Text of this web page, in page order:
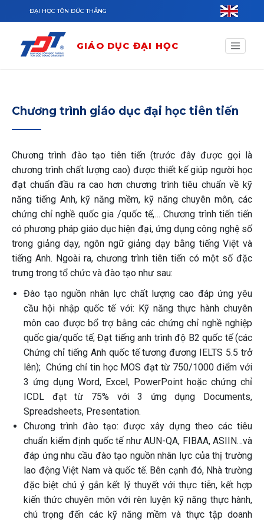
Nhảy đến nội dung
ĐẠI HỌC TÔN ĐỨC THẮNG
GIÁO DỤC ĐẠI HỌC
Chương trình giáo dục đại học tiên tiến
Chương trình đào tạo tiên tiến (trước đây được gọi là
chương trình chất lượng cao) được thiết kế giúp người học
đạt chuẩn đầu ra cao hơn chương trình tiêu chuẩn về kỹ
năng tiếng Anh, kỹ năng mềm, kỹ năng chuyên môn, các
chứng chỉ nghề quốc gia /quốc tế,… Chương trình tiến tiến
có phương pháp giáo dục hiện đại, ứng dụng công nghệ số
trong giảng dạy, ngôn ngữ giảng dạy bằng tiếng Việt và
tiếng Anh. Ngoài ra, chương trình tiên tiến có một số đặc
trưng trong tổ chức và đào tạo như sau:
Đào tạo nguồn nhân lực chất lượng cao đáp ứng yêu
cầu hội nhập quốc tế với: Kỹ năng thực hành chuyên
môn cao được bổ trợ bằng các chứng chỉ nghề nghiệp
quốc gia/quốc tế; Đạt tiếng anh trình độ B2 quốc tế (các
Chứng chỉ tiếng Anh quốc tế tương đương IELTS 5.5 trở
lên); Chứng chỉ tin học MOS đạt từ 750/1000 điểm với
3 ứng dụng Word, Excel, PowerPoint hoặc chứng chỉ
ICDL đạt từ 75% với 3 ứng dụng Documents,
Spreadsheets, Presentation.
Chương trình đào tạo: được xây dựng theo các tiêu
chuẩn kiểm định quốc tế như AUN-QA, FIBAA, ASIIN…và
đáp ứng nhu cầu đào tạo nguồn nhân lực của thị trường
lao động Việt Nam và quốc tế. Bên cạnh đó, Nhà trường
đặc biệt chú ý gắn kết lý thuyết với thực tiễn, kết hợp
kiến thức chuyên môn với rèn luyện kỹ năng thực hành,
chú trọng đến các kỹ năng mềm và thực tập doanh